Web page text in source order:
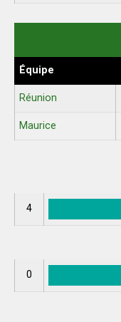
Équipe
Réunion
Maurice
4
0